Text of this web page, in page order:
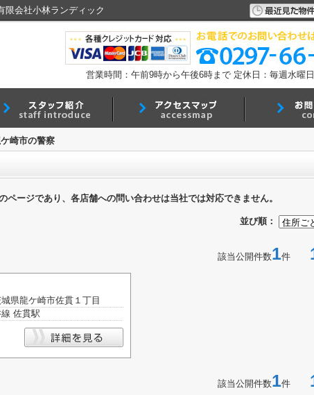
限会社小林ランディック
営業時間：午前9時から午後6時まで 定休日：毎週水曜
崎市の警察
ページであり、各店舗への問い合わせは当社では対応できません。
並び順：
該当公開件数1件
県龍ケ崎市佐貫１丁目
佐貫駅
該当公開件数1件